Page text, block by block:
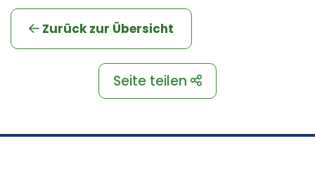
Zurück zur Übersicht
Seite teilen